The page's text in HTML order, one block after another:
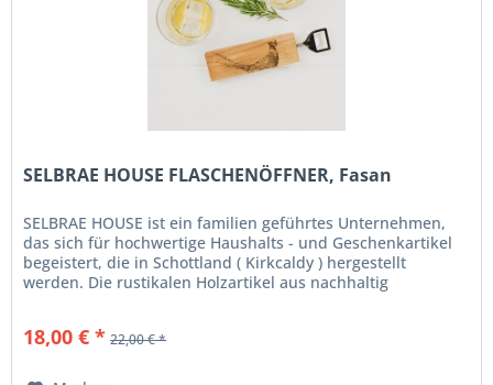
SELBRAE HOUSE FLASCHENÖFFNER, Fasan
SELBRAE HOUSE ist ein familien geführtes Unternehmen,
das sich für hochwertige Haushalts - und Geschenkartikel
begeistert, die in Schottland ( Kirkcaldy ) hergestellt
werden. Die rustikalen Holzartikel aus nachhaltig
18,00 € * 22,00 € *